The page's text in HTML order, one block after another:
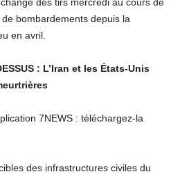
bombardements depuis la
en avril.
: L’Iran et les États-Unis
7NEWS : téléchargez-la
des infrastructures civiles du